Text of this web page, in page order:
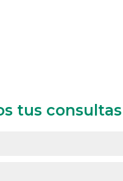
tus consultas